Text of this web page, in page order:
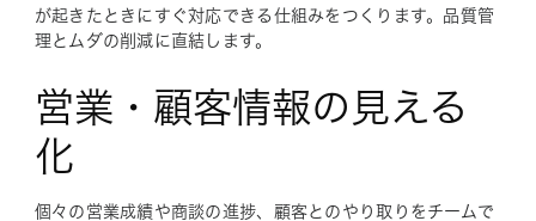
が起きたときにすぐ対応できる仕組みをつくります。品質管
理とムダの削減に直結します。
営業・顧客情報の見える
化
個々の営業成績や商談の進捗、顧客とのやり取りをチームで